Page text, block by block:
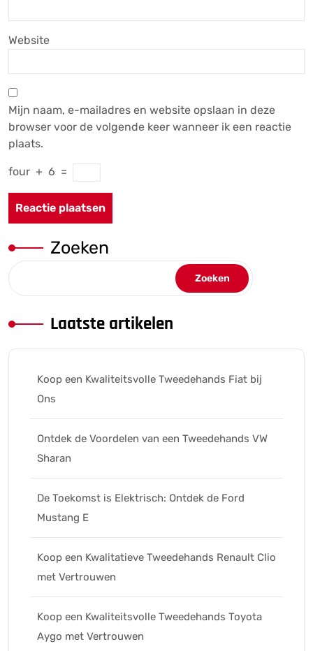
Website
Mijn naam, e-mailadres en website opslaan in deze
browser voor de volgende keer wanneer ik een reactie
plaats.
four + 6 =
Zoeken
Zoeken
Laatste artikelen
Koop een Kwaliteitsvolle Tweedehands Fiat bij
Ons
Ontdek de Voordelen van een Tweedehands VW
Sharan
De Toekomst is Elektrisch: Ontdek de Ford
Mustang E
Koop een Kwalitatieve Tweedehands Renault Clio
met Vertrouwen
Koop een Kwaliteitsvolle Tweedehands Toyota
Aygo met Vertrouwen